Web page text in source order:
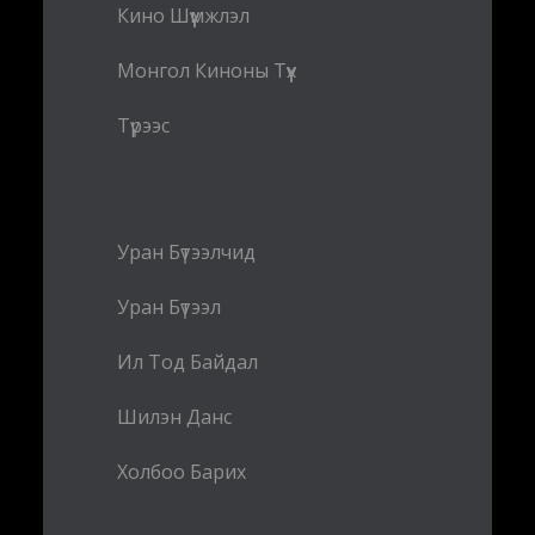
Кино Шүүмжлэл
Монгол Киноны Түүх
Түрээс
Уран Бүтээлчид
Уран Бүтээл
Ил Тод Байдал
Шилэн Данс
Холбоо Барих